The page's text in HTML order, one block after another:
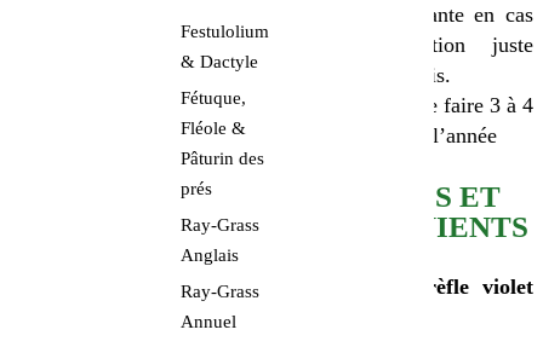
Festulolium
& Dactyle
Fétuque,
Fléole &
Pâturin des
prés
Ray-Grass
Anglais
Ray-Grass
Annuel
culture suivante en cas
de destruction juste
avant le semis.
Possibilité de faire 3 à 4
coupes dans l’année
AVANTAGES ET
INCONVÉNIENTS
Avantages du trèfle violet